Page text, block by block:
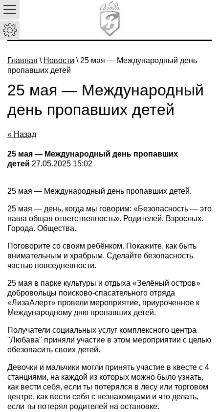
Главная \ Новости \ 25 мая — Международный день
пропавших детей
25 мая — Международный
день пропавших детей
« Назад
25 мая — Международный день пропавших
детей 27.05.2025 15:02
25 мая — Международный день пропавших детей.
25 мая — день, когда мы говорим: «Безопасность — это
наша общая ответственность». Родителей. Взрослых.
Города. Общества.
Поговорите со своим ребёнком. Покажите, как быть
внимательным и храбрым. Сделайте безопасность
частью повседневности.
25 мая в парке культуры и отдыха «Зелёный остров»
добровольцы поисково-спасательного отряда
«ЛизаАлерт» провели мероприятие, приуроченное к
Международному дню пропавших детей.
Получатели социальных услуг комплексного центра
"Любава" приняли участие в этом мероприятии с целью
обезопасить своих детей.
Девочки и мальчики могли принять участие в квесте с 4
станциями, на каждой из которых можно было узнать,
как вести себя, если ты потерялся в лесу или торговом
центре, как вести себя с незнакомцами и что делать,
если ты потерял родителей на остановке.